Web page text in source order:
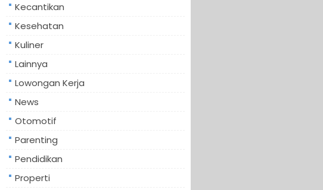
Kecantikan
Kesehatan
Kuliner
Lainnya
Lowongan Kerja
News
Otomotif
Parenting
Pendidikan
Properti